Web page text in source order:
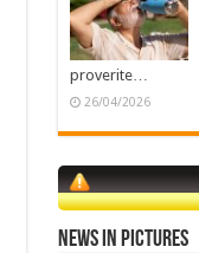
proverite…
26/04/2026
News in Pictures